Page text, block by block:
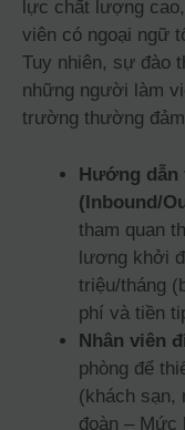
lực chất lượng
viên có ngoại ngữ
Tuy nhiên, sự đào
những người làm
trường thường
Hướng dẫn
(Inbound/
tham quan
lương khởi
triệu/tháng
phí và tiền
Nhân viên
phòng để
(khách sạn,
đoàn – Mức